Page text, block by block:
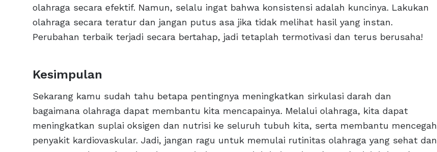
olahraga secara efektif. Namun, selalu ingat bahwa konsistensi adalah kuncinya. Lakukan
olahraga secara teratur dan jangan putus asa jika tidak melihat hasil yang instan.
Perubahan terbaik terjadi secara bertahap, jadi tetaplah termotivasi dan terus berusaha!
Kesimpulan
Sekarang kamu sudah tahu betapa pentingnya meningkatkan sirkulasi darah dan
bagaimana olahraga dapat membantu kita mencapainya. Melalui olahraga, kita dapat
meningkatkan suplai oksigen dan nutrisi ke seluruh tubuh kita, serta membantu mencegah
penyakit kardiovaskular. Jadi, jangan ragu untuk memulai rutinitas olahraga yang sehat dan